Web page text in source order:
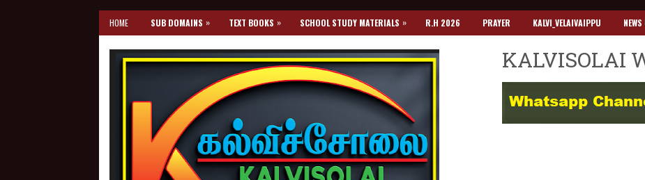
HOME SUB DOMAINS » TEXT BOOKS » SCHOOL STUDY MATERIALS » R.H 2026 PRAYER KALVI_VELAIVAIPPU
KALVISOLAI